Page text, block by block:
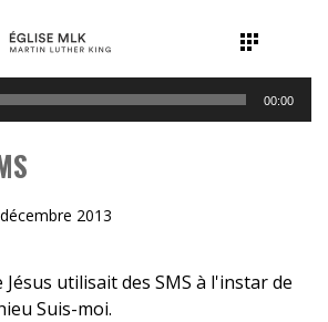
00:00
2013
utilisait des SMS à l'instar de
Suis-moi.